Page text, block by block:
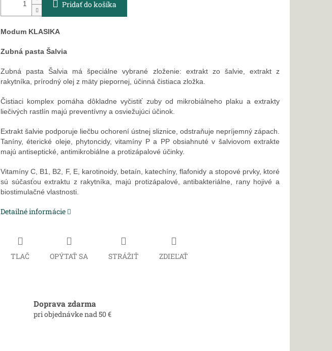
Pridať do košíka
Modum KLASIKA
Zubná pasta Šalvia
Zubná pasta Šalvia má špeciálne vybrané zloženie: extrakt zo šalvie, extrakt z
rakytníka, prírodný olej z mäty piepornej, účinná čistiaca zložka.
Čistiaci komplex pomáha dôkladne vyčistiť zuby od mikrobiálneho plaku a extrakty
liečivých rastlín majú preventívny a osviežujúci účinok.
Extrakt šalvie podporuje liečbu ochorení ústnej sliznice, odstraňuje nepríjemný zápach.
Taníny, éterické oleje, phytoncidy, vitamíny P a PP obsiahnuté v šalviovom extrakte
majú antiseptické, antimikrobiálne a protizápalové účinky.
Vitamíny C, B1, B2, F, E, karotinoidy, betaín, katechíny, flafonidy a stopové prvky, ktoré
sú súčasťou extraktu z rakytníka, majú protizápalové, antibakteriálne, rany hojivé a
biostimulačné vlastnosti.
Detailné informácie
TLAČ OPÝTAŤ SA STRÁŽIŤ ZDIEĽAŤ
Doprava zdarma
pri objednávke nad 50 €